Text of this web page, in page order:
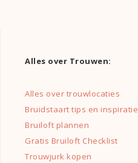
Alles over Trouwen:
Alles over trouwlocaties
Bruidstaart tips en inspiratie
Bruiloft plannen
Gratis Bruiloft Checklist
Trouwjurk kopen